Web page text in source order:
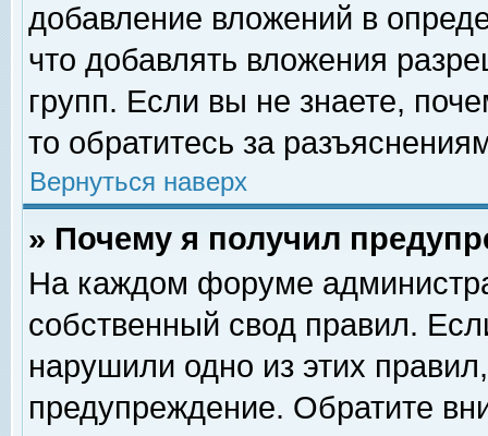
добавление вложений в
что добавлять вложения
групп. Если вы не знаете,
то обратитесь за
Вернуться наверх
» Почему я получил
На каждом форуме
собственный свод правил.
нарушили одно из этих
предупреждение. Обратите